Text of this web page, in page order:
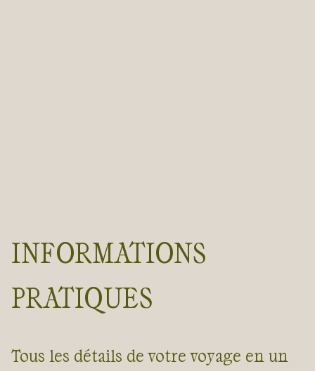
INFORMATIONS
PRATIQUES
Tous les détails de votre voyage en un